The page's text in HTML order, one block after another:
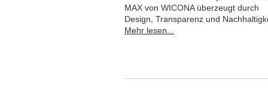
MAX von WICONA überzeugt durch
Design, Transparenz und
Mehr lesen...